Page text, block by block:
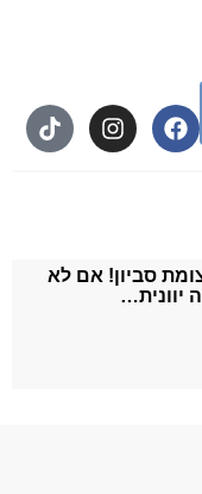
סביון! אם לא
יוונית…